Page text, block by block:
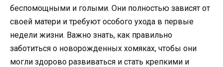
беспомощными и голыми. Они полностью зависят от
своей матери и требуют особого ухода в первые
недели жизни. Важно знать, как правильно
заботиться о новорожденных хомяках, чтобы они
могли здорово развиваться и стать крепкими и